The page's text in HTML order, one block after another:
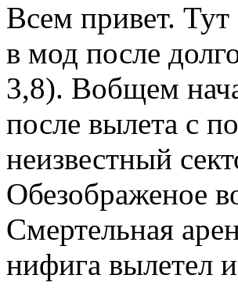
Всем привет.
в мод после
3,8). Вобщем
после вылета с
неизвестный
Обезображеное
Смертельная
нифига вылетел